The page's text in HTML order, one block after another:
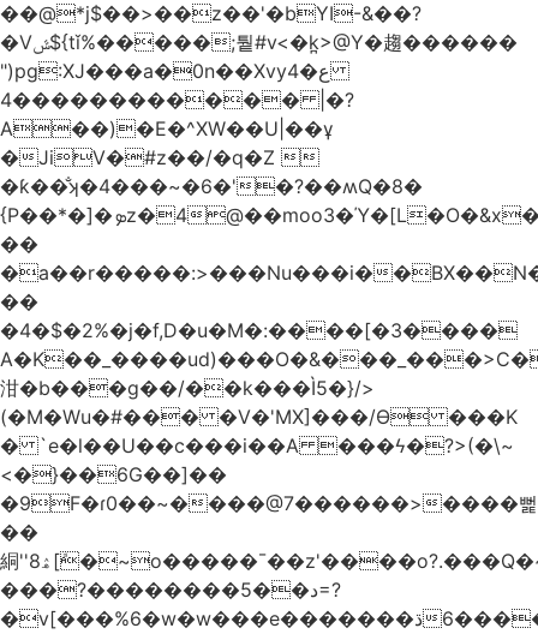
��@*j$��>��z��'�bYI-&��?
�Vݜ${tǐ%�����;퉡#v<�k̪>@Y�趨������
")pg:XJ���a�0n��Xvyع�4
���4��������� |�?
A��)�E�^XW��U|��ұ
�JiV�#z��/�q�Z
�ƙ��̐ʞ�4���~�6�'�?��ʍQ�8�
{P��*�]�ܤz�4@��moo3�Ύ�[L�O�&x�Ǵ1���L�/@f�o!
��
�a��r�����:>���Nu���i�
��
�4�$�2%�j�f,D�u�M�:����[�3����
泔�b���g��/��k���Ì5�}/>
(�M�Wu�#��� �V�'MX]���/Ѳ ���K
� `e�l��U��c���i��A ���ϟ�?>(�\~
<�}��6G��]��
�9F�ɾ0��~����@7������>����뻝
��
絧''8ۿ[ܽ�~ο�����¯��z'����o?.���Q�~��t��/
���?��������5��د=?
�v[���%6�w�w���e�ڌ�������6���[�����